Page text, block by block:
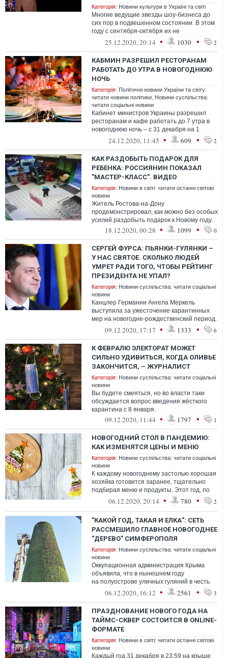
Категорія: Новини культури в Україні та світі
Многие ведущие звезды шоу-бизнеса до
сих пор в подвешенном состоянии. В этом
году с сентября-октября их не
бронировали, как обычно, поэтому
25.12.2020, 20:14 • 1030 • 2
КАБМИН РАЗРЕШИЛ РЕСТОРАНАМ
РАБОТАТЬ ДО УТРА В НОВОГОДНЮЮ
НОЧЬ
Категорія: Політичні новини України та світу:
читати новини політики Новини суспільства:
читати соціальні новини
Кабинет министров Украины разрешил
ресторанам и кафе работать до 7 утра в
новогоднюю ночь – с 31 декабря на 1
января. Раньше от них требовали
24.12.2020, 11:45 • 609 • 2
КАК РАЗДОБЫТЬ ПОДАРОК ДЛЯ
РЕБЕНКА: РОССИЯНИН ПОКАЗАЛ
"МАСТЕР-КЛАСС". ВИДЕО
Категорія: Новини в світі: читати останні світові
новини
Житель Ростова-на-Дону
продемонстрировал, как можно без особых
усилий раздобыть подарок к Новому году.
18.12.2020, 00:28 • 1099 • 0
СЕРГЕЙ ФУРСА: ПЬЯНКИ-ГУЛЯНКИ –
У НАС СВЯТОЕ. СКОЛЬКО ЛЮДЕЙ
УМРЕТ РАДИ ТОГО, ЧТОБЫ РЕЙТИНГ
ПРЕЗИДЕНТА НЕ УПАЛ?
Категорія: Новини суспільства: читати соціальні
новини
Канцлер Германии Ангела Меркель
выступила за ужесточение карантинных
мер на новогодне-рождественский период.
Украина: Давайте вже після свят.
09.12.2020, 17:17 • 1333 • 6
К ФЕВРАЛЮ ЭЛЕКТОРАТ МОЖЕТ
СИЛЬНО УДИВИТЬСЯ, КОГДА ОЛИВЬЕ
ЗАКОНЧИТСЯ, – ЖУРНАЛИСТ
Категорія: Новини суспільства: читати соціальні
новини
Вы будете смеяться, но во власти таки
обсуждается вопрос введения жёсткого
карантина с 8 января.
09.12.2020, 11:44 • 1797 • 1
НОВОГОДНИЙ СТОЛ В ПАНДЕМИЮ:
КАК ИЗМЕНЯТСЯ ЦЕНЫ И МЕНЮ
Категорія: Новини суспільства: читати соціальні
новини
К каждому новогоднему застолью хорошая
хозяйка готовится заранее, тщательно
подбирая меню и продукты. Этот год, по
понятным причинам, особенный, но эт...
06.12.2020, 20:14 • 780 • 2
"КАКОЙ ГОД, ТАКАЯ И ЕЛКА": СЕТЬ
РАССМЕШИЛО ГЛАВНОЕ НОВОГОДНЕЕ
"ДЕРЕВО" СИМФЕРОПОЛЯ
Категорія: Новини суспільства: читати соціальні
новини
Оккупационная администрация Крыма
объявила, что в нынешнем году
на полуострове уличных гуляний в честь
Нового года не будет. Торжественного
06.12.2020, 16:12 • 2561 • 3
ПРАЗДНОВАНИЕ НОВОГО ГОДА НА
ТАЙМС-СКВЕР СОСТОИТСЯ В ONLINE-
ФОРМАТЕ
Категорія: Новини в світі: читати останні світові
новини
Каждый год 31 декабря в 23:59 на крыше